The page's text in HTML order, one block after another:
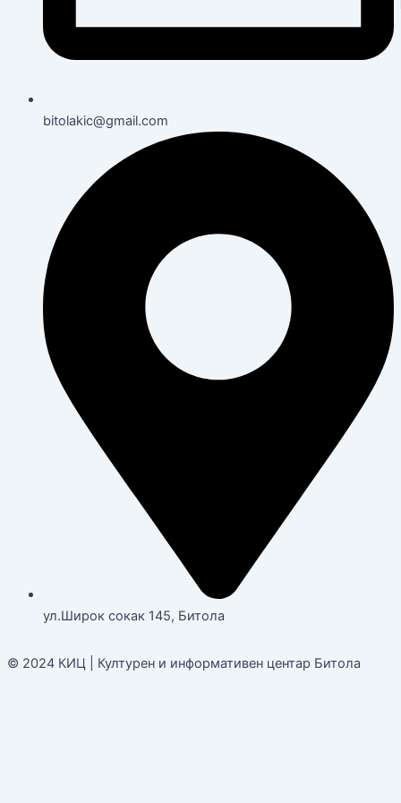
bitolakic@gmail.com
ул.Широк сокак 145, Битола
© 2024 КИЦ | Културен и информативен центар Битола